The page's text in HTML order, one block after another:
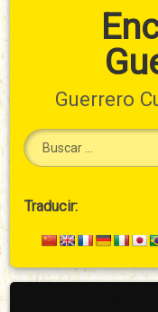
Guerrero
Cabecera
Secundario
Traducir:
Arriba